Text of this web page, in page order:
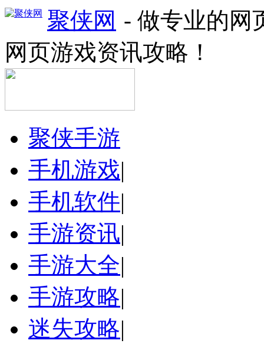
聚侠网 - 做专业的网
网页游戏资讯攻略！
聚侠手游
手机游戏|
手机软件|
手游资讯|
手游大全|
手游攻略|
迷失攻略|